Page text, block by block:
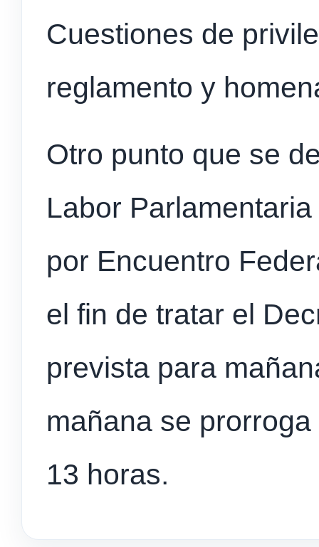
Cuestiones de
reglamento y
Otro punto que se
Labor
por Encuentro
el fin de tratar el
prevista para
mañana se
13 horas.